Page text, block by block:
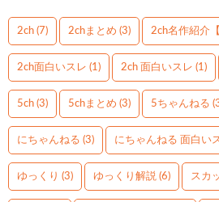
2ch (7) 2chまとめ (3) 2ch名作紹介
2ch面白いスレ (1) 2ch 面白いスレ (1)
5ch (3) 5chまとめ (3) 5ちゃんねる
にちゃんねる (3) にちゃんねる 面白い
ゆっくり (3) ゆっくり解説 (6) スカ